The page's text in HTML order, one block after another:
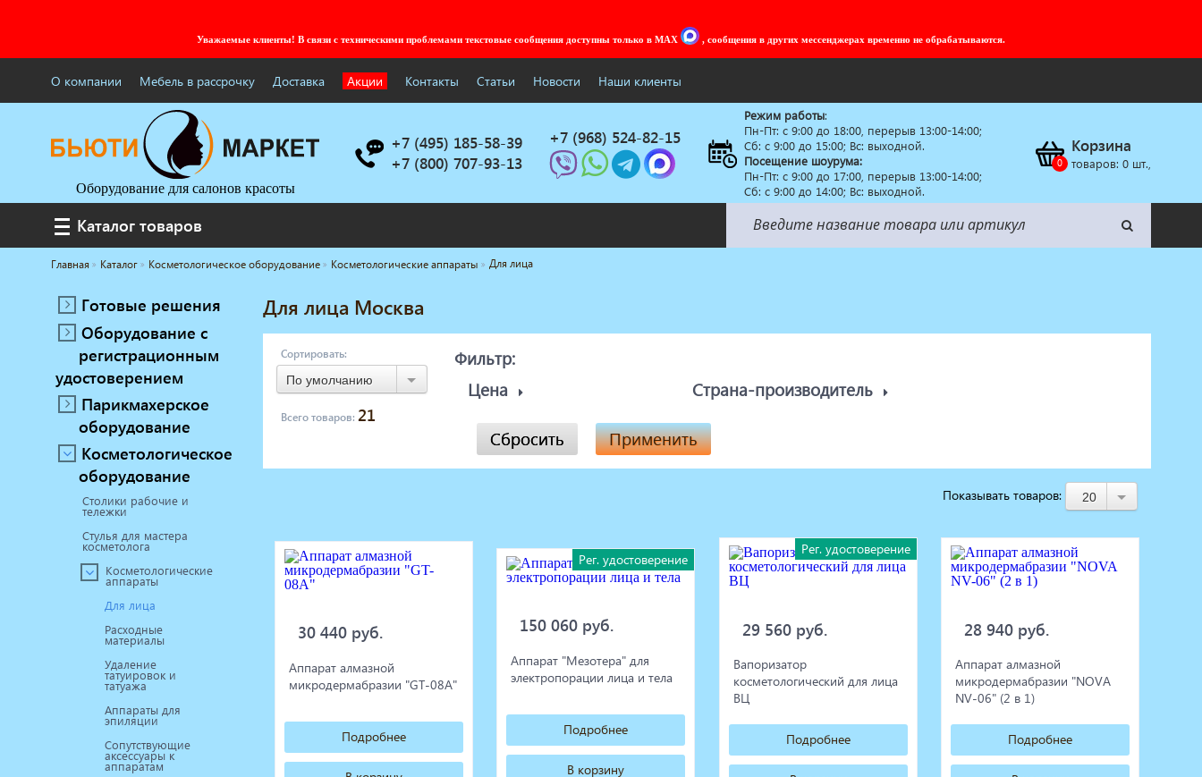
Уважаемые клиенты! В связи с техническими проблемами текстовые сообщения доступны только в MAX , сообщения в других мессенджерах временно не обрабатываются.
О компании Мебель в рассрочку Доставка Акции Контакты Статьи Новости Наши клиенты
Оборудование для салонов красоты
+7 (495) 185-58-39
+7 (800) 707-93-13
+7 (968) 524-82-15
Режим работы:
Пн-Пт: c 9:00 до 18:00, перерыв 13:00-14:00;
Сб: с 9:00 до 15:00; Вс: выходной.
Посещение шоурума:
Пн-Пт: c 9:00 до 17:00, перерыв 13:00-14:00;
Сб: с 9:00 до 14:00; Вс: выходной.
Корзина
товаров: 0шт.,
Каталог товаров
Каталог товаров
Готовые решения
Оборудование с регистрационным
удостоверением
Парикмахерское оборудование
Косметологическое оборудование
Маникюрное оборудование
Педикюрное оборудование
Массажное и SPA оборудование
Стерилизаторы
Оборудование для барбершопа
Оборудование для визажистов
Оборудование для нейл-бара
Мебель для холла
Мебель в стиле Лофт
Главная Каталог Косметологическое оборудование Косметологические аппараты Для лица
Готовые решения
Оборудование с
регистрационным
удостоверением
Парикмахерское
оборудование
Косметологическое
оборудование
Столики рабочие и
тележки
Стулья для мастера
косметолога
Косметологические
аппараты
Для лица
Расходные
материалы
Удаление
татуировок и
татуажа
Аппараты для
эпиляции
Сопутствующие
аксессуары к
аппаратам
Для лица Москва
Сортировать:
По умолчанию
Всего товаров: 21
Фильтр:
Цена
Страна-производитель
Сбросить Применить
Показывать товаров: 20
30 440 руб.
Аппарат алмазной
микродермабразии "GT-08A"
Подробнее
Рег. удостоверение
150 060 руб.
Аппарат "Мезотера" для
электропорации лица и тела
Подробнее
В корзину
Рег. удостоверение
29 560 руб.
Вапоризатор
косметологический для лица
ВЦ
Подробнее
28 940 руб.
Аппарат алмазной
микродермабразии "NOVA
NV-06" (2 в 1)
Подробнее